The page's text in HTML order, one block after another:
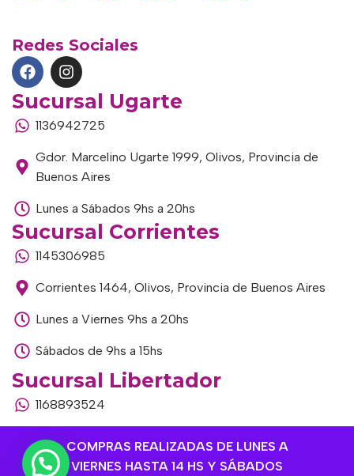
COMPRAS REALIZADAS DE LUNES A
VIERNES HASTA 14 HS Y SÁBADOS
Redes Sociales
Sucursal Ugarte
1136942725
Gdor. Marcelino Ugarte 1999, Olivos, Provincia de
Buenos Aires
Lunes a Sábados 9hs a 20hs
Sucursal Corrientes
1145306985
Corrientes 1464, Olivos, Provincia de Buenos Aires
Lunes a Viernes 9hs a 20hs
Sábados de 9hs a 15hs
Sucursal Libertador
1168893524
Av. del Libertador 1915, Vte. López, Provincia de
Buenos Aires